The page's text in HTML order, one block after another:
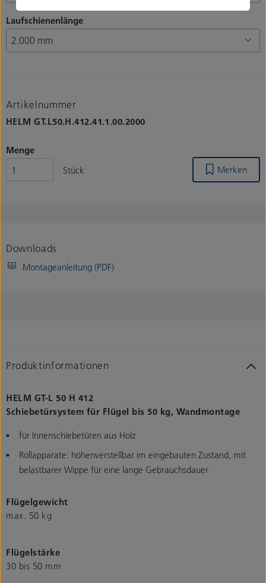
Laufschienenlänge
Artikelnummer
HELMGT.L50.H.412.41.1.00.2000
Menge
Stück
Merken
Downloads
Montageanleitung (PDF)
Produktinformationen
HELM GT-L 50 H 412
Schiebetürsystem für Flügel bis 50 kg, Wandmontage
für Innenschiebetüren aus Holz
Rollapparate: höhenverstellbar im eingebauten Zustand, mit
belastbarer Wippe für eine lange Gebrauchsdauer
Flügelgewicht
max. 50 kg
Flügelstärke
30 bis 50 mm